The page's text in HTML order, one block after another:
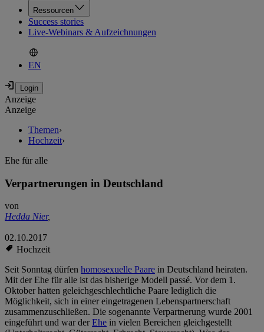
Ressourcen
Success stories
Live-Webinars & Aufzeichnungen
EN
Anzeige
Anzeige
Themen›
Hochzeit›
Ehe für alle
Verpartnerungen in Deutschland
von
Hedda Nier,
02.10.2017
Hochzeit
Seit Sonntag dürfen homosexuelle Paare in Deutschland heiraten.
Mit der Ehe für alle ist das bisherige Modell passé. Vor dem 1.
Oktober hatten geleichgeschlechtliche Paare lediglich die
Möglichkeit, sich in einer eingetragenen Lebenspartnerschaft
zusammenzuschließen. Die sogenannte Verpartnerung wurde 2001
eingeführt und war derEhe in vielen Bereichen gleichgestellt